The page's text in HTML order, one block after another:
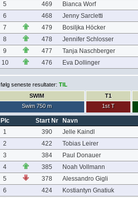
5
469
Bianca Worf
6
468
Jenny Sarcletti
7
479
Bosiljka Höcker
8
478
Jennifer Schlosser
9
477
Tanja Naschberger
10
476 Eva Dollinger
følg seneste resultater: TIL
SWIM
Swim 750 m
T1
1st T
Plc Start Nr
Navn
1
390
Jelle Kaindl
2
422
Tobias Leirer
3
384
Paul Donauer
4
385
Noah Vollmann
5
378
Alessandro Gigli
6
424
Kostiantyn Gnatiuk